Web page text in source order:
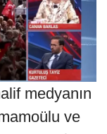
medyanın
ve